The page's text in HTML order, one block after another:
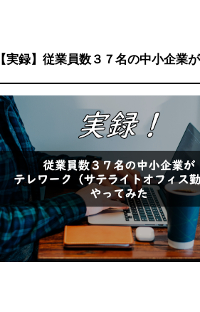
【実録】従業員数３７名の中小企業